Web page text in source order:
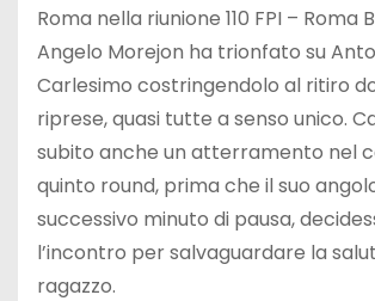
Roma nella riunione 110 FPI – Roma
Angelo Morejon ha trionfato su
Carlesimo costringendolo al ritiro
riprese, quasi tutte a senso unico.
subito anche un atterramento nel
quinto round, prima che il suo
successivo minuto di pausa,
l’incontro per salvaguardare la
ragazzo.